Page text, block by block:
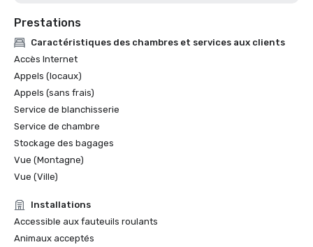
Prestations
Caractéristiques des chambres et services aux clients
Accès Internet
Appels (locaux)
Appels (sans frais)
Service de blanchisserie
Service de chambre
Stockage des bagages
Vue (Montagne)
Vue (Ville)
Installations
Accessible aux fauteuils roulants
Animaux acceptés